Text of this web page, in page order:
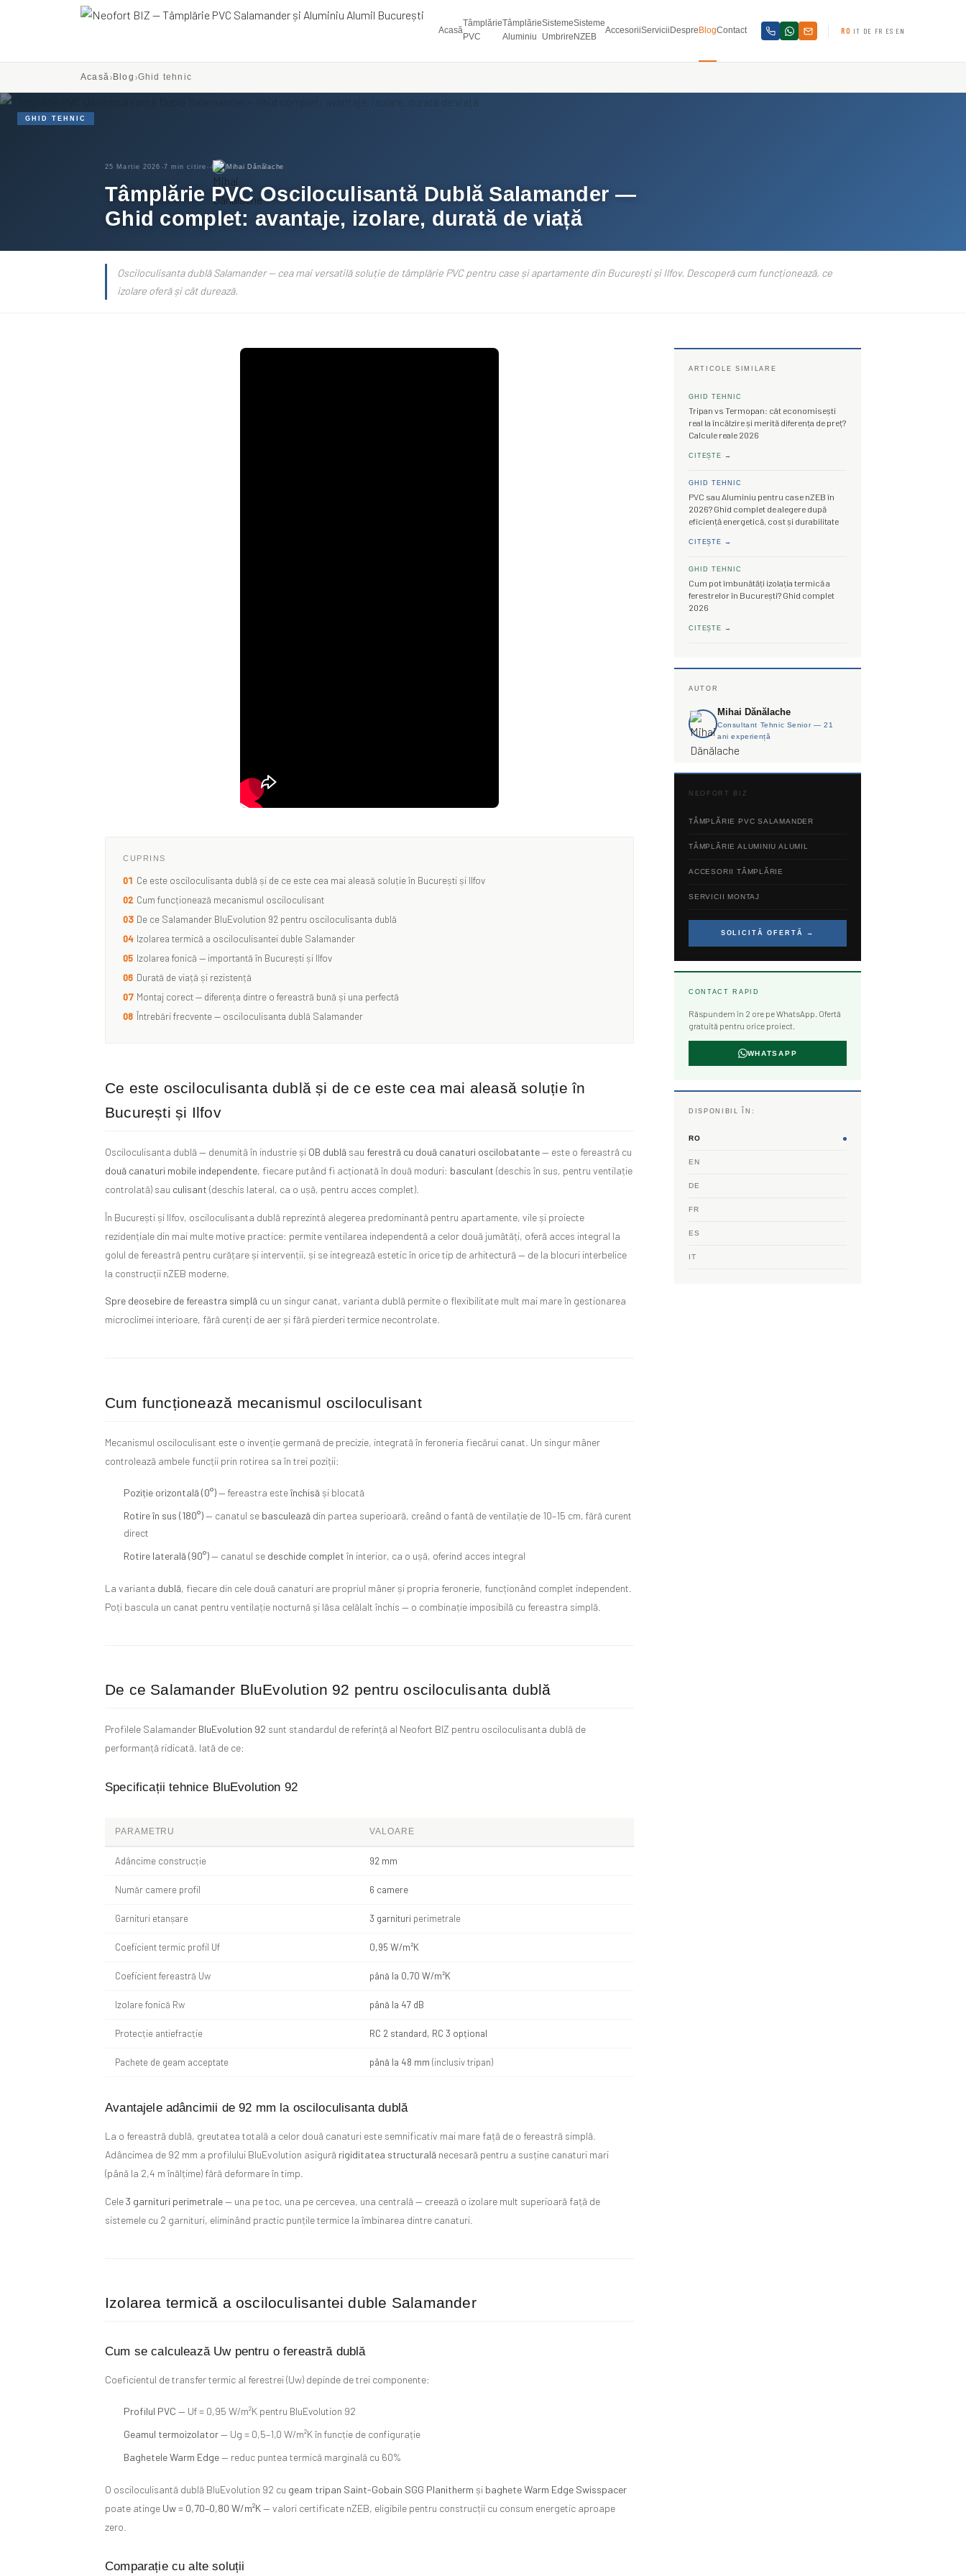
Neofort BIZ
Acasă
Tâmplărie
PVC
Tâmplărie
Aluminiu
Sisteme
Umbrire
Sisteme
NZEB
AccesoriiServicii Despre BlogContact RO IT DE FR ES EN
Acasă› Blog ›Ghid tehnic
GHID TEHNIC
25 Martie 2026 ·7 min citire ·· Mihai Dănălache
Tâmplărie PVC Osciloculisantă Dublă Salamander —
Ghid complet: avantaje, izolare, durată de viață
Osciloculisanta dublă Salamander — cea mai versatilă soluție de tâmplărie PVC pentru case și apartamente din București și Ilfov. Descoperă cum funcționează, ce
izolare oferă și cât durează.
CUPRINS
01 Ce este osciloculisanta dublă și de ce este cea mai aleasă soluție în București și Ilfov
02 Cum funcționează mecanismul osciloculisant
03 De ce Salamander BluEvolution 92 pentru osciloculisanta dublă
04 Izolarea termică a osciloculisantei duble Salamander
05 Izolarea fonică — importantă în București și Ilfov
06 Durată de viață și rezistență
07 Montaj corect — diferența dintre o fereastră bună și una perfectă
08 Întrebări frecvente — osciloculisanta dublă Salamander
Ce este osciloculisanta dublă și de ce este cea mai aleasă soluție în
București și Ilfov
Osciloculisanta dublă — denumită în industrie și OB dublă sau ferestră cu două canaturi oscilobatante— este o fereastră cu
două canaturi mobile independente, fiecare putând fi acționată în două moduri: basculant (deschis în sus, pentru ventilație
controlată) sau culisant (deschis lateral, ca o ușă, pentru acces complet).
În București și Ilfov, osciloculisanta dublă reprezintă alegerea predominantă pentru apartamente, vile și proiecte
rezidențiale din mai multe motive practice: permite ventilarea independentă a celor două jumătăți, oferă acces integral la
golul de fereastră pentru curățare și intervenții, și se integrează estetic în orice tip de arhitectură — de la blocuri interbelice
la construcții nZEB moderne.
Spre deosebire de fereastra simplă cu un singur canat, varianta dublă permite o flexibilitate mult mai mare în gestionarea
microclimei interioare, fără curenți de aer și fără pierderi termice necontrolate.
Cum funcționează mecanismul osciloculisant
Mecanismul osciloculisant este o invenție germană de precizie, integrată în feroneria fiecărui canat. Un singur mâner
controlează ambele funcții prin rotirea sa în trei poziții:
Poziție orizontală (0°)— fereastra esteînchisăși blocată
Rotire în sus (180°)— canatul se basculeazădin partea superioară, creând o fantă de ventilație de 10–15 cm, fără curent
direct
Rotire laterală (90°)— canatul se deschide complet în interior, ca o ușă, oferind acces integral
La varianta dublă, fiecare din cele două canaturi are propriul mâner și propria feronerie, funcționând complet independent.
Poți bascula un canat pentru ventilație nocturnă și lăsa celălalt închis — o combinație imposibilă cu fereastra simplă.
De ce Salamander BluEvolution 92 pentru osciloculisanta dublă
Profilele Salamander BluEvolution 92 sunt standardul de referință al Neofort BIZ pentru osciloculisanta dublă de
performanță ridicată. Iată de ce:
Specificații tehnice BluEvolution 92
PARAMETRU VALOARE
Adâncime construcție 92 mm
Număr camere profil 6 camere
Garnituri etanșare 3 garnituri perimetrale
Coeficient termic profil Uf 0,95 W/m²K
Coeficient fereastră Uw până la 0,70 W/m²K
Izolare fonică Rw până la 47 dB
Protecție antiefracție RC 2 standard, RC 3 opțional
Pachete de geam acceptate până la 48 mm (inclusiv tripan)
Avantajele adâncimii de 92 mm la osciloculisanta dublă
La o fereastră dublă, greutatea totală a celor două canaturi este semnificativ mai mare față de o fereastră simplă.
Adâncimea de 92 mm a profilului BluEvolution asigură rigiditatea structurală necesară pentru a susține canaturi mari
(până la 2,4 m înălțime) fără deformare în timp.
Cele3 garnituri perimetrale— una pe toc, una pe cercevea, una centrală — creează o izolare mult superioară față de
sistemele cu 2 garnituri, eliminând practic punțile termice la îmbinarea dintre canaturi.
Izolarea termică a osciloculisantei duble Salamander
Cum se calculează Uw pentru o fereastră dublă
Coeficientul de transfer termic al ferestrei (Uw) depinde de trei componente:
Profilul PVC — Uf = 0,95 W/m²K pentru BluEvolution 92
Geamul termoizolator— Ug = 0,5–1,0 W/m²K în funcție de configurație
Baghetele Warm Edge— reduc puntea termică marginală cu 60%
O osciloculisantă dublă BluEvolution 92 cu geam tripan Saint-Gobain SGG Planitherm și baghete Warm Edge Swisspacer
poate atinge Uw = 0,70–0,80 W/m²K— valori certificate nZEB, eligibile pentru construcții cu consum energetic aproape
zero.
Comparație cu alte soluții
ARTICOLE SIMILARE
GHID TEHNIC
Tripan vs Termopan: cât economisești
real la încălzire și merită diferența de preț?
Calcule reale 2026
CITEȘTE →
GHID TEHNIC
PVC sau Aluminiu pentru case nZEB în
2026? Ghid complet de alegere după
eficiență energetică, cost și durabilitate
CITEȘTE →
GHID TEHNIC
Cum pot îmbunătăți izolația termică a
ferestrelor în București? Ghid complet
2026
CITEȘTE →
AUTOR
Mihai Dănălache
Consultant Tehnic Senior — 21
ani experiență
NEOFORT BIZ
TÂMPLĂRIE PVC SALAMANDER
TÂMPLĂRIE ALUMINIU ALUMIL
ACCESORII TÂMPLĂRIE
SERVICII MONTAJ
SOLICITĂ OFERTĂ →
CONTACT RAPID
Răspundem în 2 ore pe WhatsApp. Ofertă
gratuită pentru orice proiect.
WHATSAPP
DISPONIBIL ÎN:
RO
EN
DE
FR
ES
IT